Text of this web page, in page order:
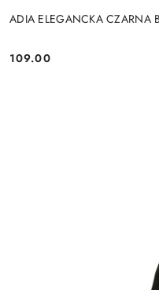
ADIA ELEGANCKA CZARNA
Cena:
109.00